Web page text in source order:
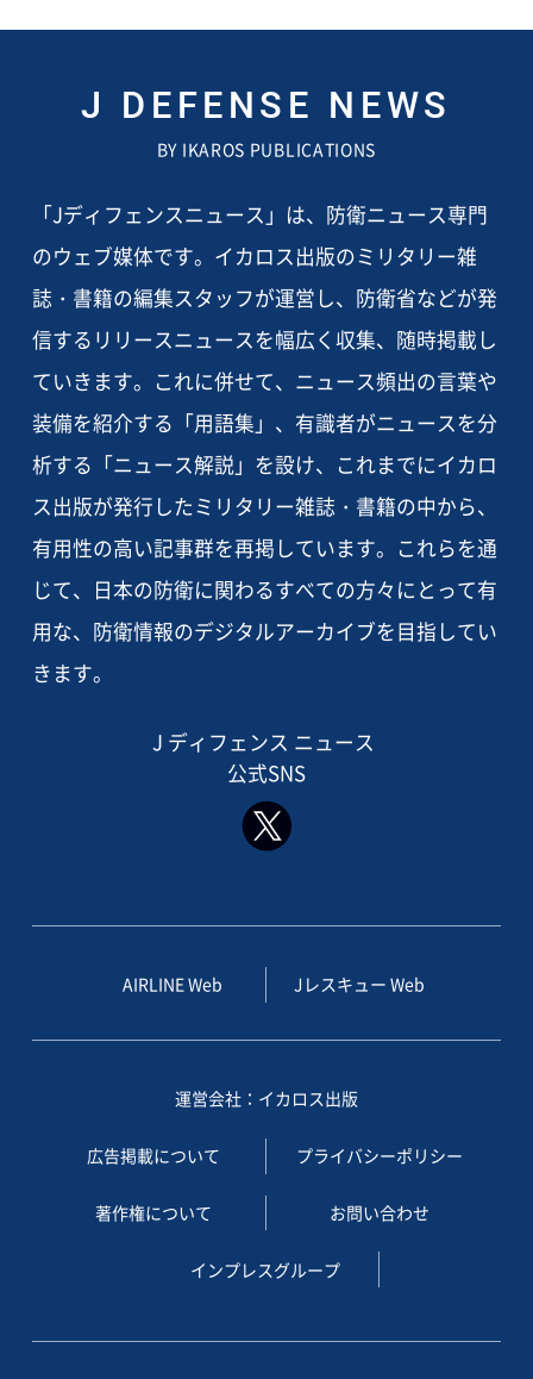
J DEFENSE NEWS
BY IKAROS PUBLICATIONS
「Jディフェンスニュース」は、防衛ニュース専門
のウェブ媒体です。イカロス出版のミリタリー雑
誌・書籍の編集スタッフが運営し、防衛省などが発
信するリリースニュースを幅広く収集、随時掲載し
ていきます。これに併せて、ニュース頻出の言葉や
装備を紹介する「用語集」、有識者がニュースを分
析する「ニュース解説」を設け、これまでにイカロ
ス出版が発行したミリタリー雑誌・書籍の中から、
有用性の高い記事群を再掲しています。これらを通
じて、日本の防衛に関わるすべての方々にとって有
用な、防衛情報のデジタルアーカイブを目指してい
きます。
J ディフェンス ニュース
公式SNS
AIRLINE Web Jレスキュー Web
運営会社：イカロス出版
広告掲載について プライバシーポリシー
著作権について お問い合わせ
インプレスグループ